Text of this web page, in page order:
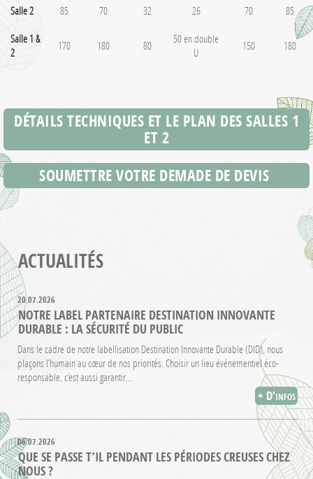
Salle 2
85 70 32 26 70
85
Salle 1 &
2
170 180 80
50 en double
U
150 180
DÉTAILS TECHNIQUES ET LE PLAN DES SALLES 1
ET 2
SOUMETTRE VOTRE DEMADE DE DEVIS
ACTUALITÉS
20.07.2026
NOTRE LABEL PARTENAIRE DESTINATION INNOVANTE
DURABLE : LA SÉCURITÉ DU PUBLIC
Dans le cadre de notre labellisation Destination Innovante Durable (DID), nous
plaçons l’humain au cœur de nos priorités. Choisir un lieu événementiel éco-
responsable, c’est aussi garantir…
+ D'infos
06.07.2026
QUE SE PASSE T’IL PENDANT LES PÉRIODES CREUSES CHEZ
NOUS ?